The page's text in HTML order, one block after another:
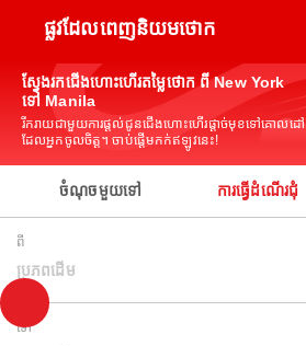
ផ្លូវដែលពេញនិយមថោក
ស្វែងរកជើងហោះហើរតម្លៃថោក ពី New York
ទៅ Manila
រីករាយជាមួយការផ្តល់ជូនជើងហោះហើរផ្តាច់មុខទៅគោលដៅ
ដែលអ្នកចូលចិត្ត។ ចាប់ផ្តើមកក់ឥឡូវនេះ!
ចំណុចមួយទៅ ការធ្វើដំណើរជុំ
ពី
ប្រភពដើម
ទៅ